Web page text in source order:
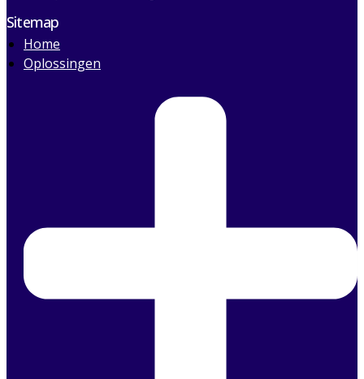
Sitemap
Home
Oplossingen